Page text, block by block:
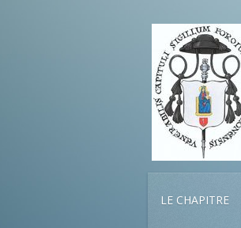
LE CHAPITRE